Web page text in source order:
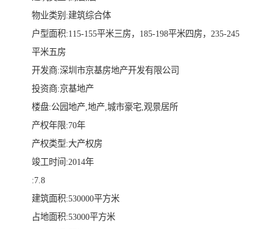
物业类别:建筑综合体
户型面积:115-155平米三房，185-198平米四房，235-245
平米五房
开发商:深圳市京基房地产开发有限公司
投资商:京基地产
楼盘:公园地产,地产,城市豪宅,观景居所
产权年限:70年
产权类型:大产权房
竣工时间:2014年
:7.8
建筑面积:530000平方米
占地面积:53000平方米